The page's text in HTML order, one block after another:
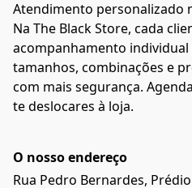
Atendimento personalizado
Na The Black Store, cada
acompanhamento individual
tamanhos, combinações e
com mais segurança.
te deslocares à loja.
O nosso endereço
Rua Pedro Bernardes,